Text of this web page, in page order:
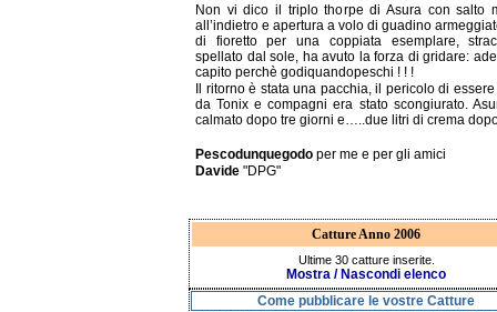
Non vi dico il triplo thorpe di Asura con salto
all’indietro e apertura a volo di guadino
di fioretto per una coppiata esemplare,
spellato dal sole, ha avuto la forza di gridare:
capito perchè godiquandopeschi ! ! !
Il ritorno è stata una pacchia, il pericolo di essere
da Tonix e compagni era stato scongiurato.
calmato dopo tre giorni e…..due litri di crema
Pescodunquegodo per me e per gli amici
Davide "DPG"
Catture Anno 2006
Ultime 30 catture inserite.
Mostra / Nascondi elenco
Come pubblicare le vostre Catture